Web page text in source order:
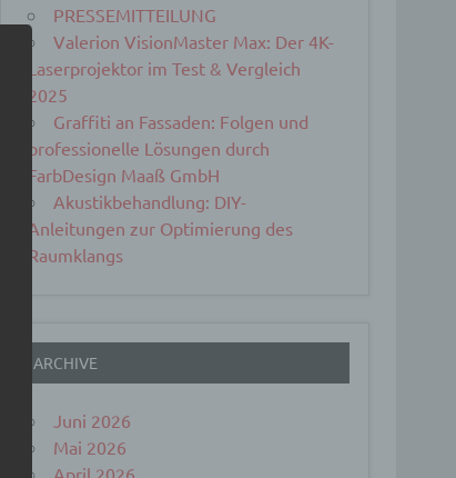
PRESSEMITTEILUNG
Valerion VisionMaster Max: Der 4K-
Laserprojektor im Test & Vergleich
2025
Graffiti an Fassaden: Folgen und
professionelle Lösungen durch
FarbDesign Maaß GmbH
Akustikbehandlung: DIY-
Anleitungen zur Optimierung des
Raumklangs
ARCHIVE
Juni 2026
Mai 2026